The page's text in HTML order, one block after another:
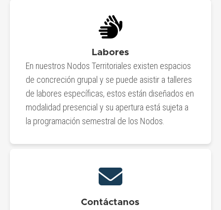
Labores
En nuestros Nodos Territoriales existen espacios
de concreción grupal y se puede asistir a talleres
de labores específicas, estos están diseñados en
modalidad presencial y su apertura está sujeta a
la programación semestral de los Nodos.
Contáctanos